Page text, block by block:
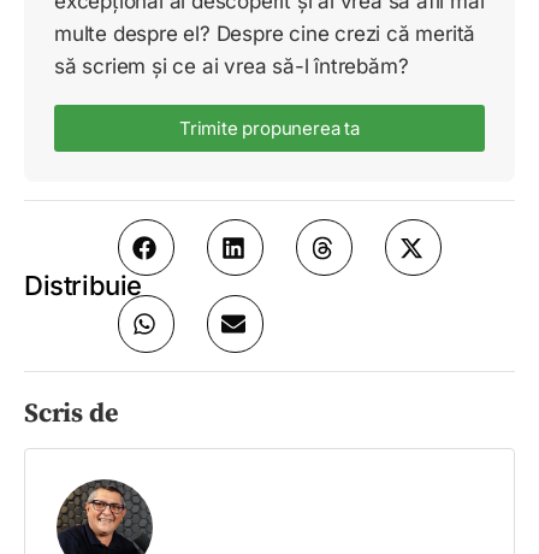
multe despre el? Despre cine crezi că merită
să scriem și ce ai vrea să-l întrebăm?
Trimite propunerea ta
Distribuie
Scris de